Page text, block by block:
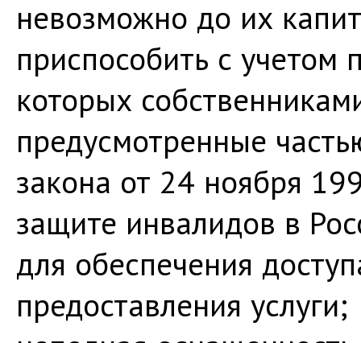
невозможно до их
приспособить с учетом
которых
предусмотренные
закона от 24 ноября
защите инвалидов в
для обеспечения
предоставления услуги;